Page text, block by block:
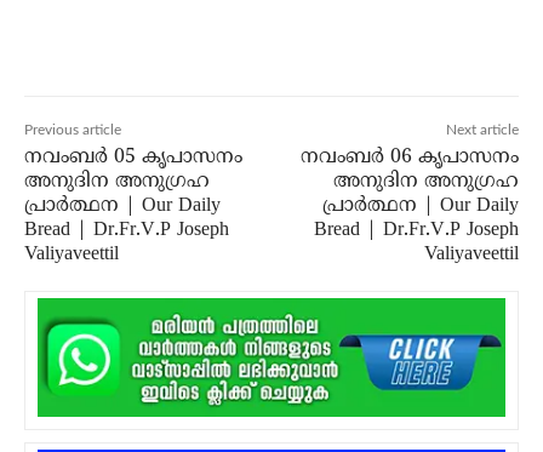
Previous article
നവംബർ 05 കൃപാസനം
അനുദിന അനുഗ്രഹ
പ്രാർത്ഥന | Our Daily
Bread | Dr.Fr.V.P Joseph
Valiyaveettil
Next article
നവംബർ 06 കൃപാസനം
അനുദിന അനുഗ്രഹ
പ്രാർത്ഥന | Our Daily
Bread | Dr.Fr.V.P Joseph
Valiyaveettil